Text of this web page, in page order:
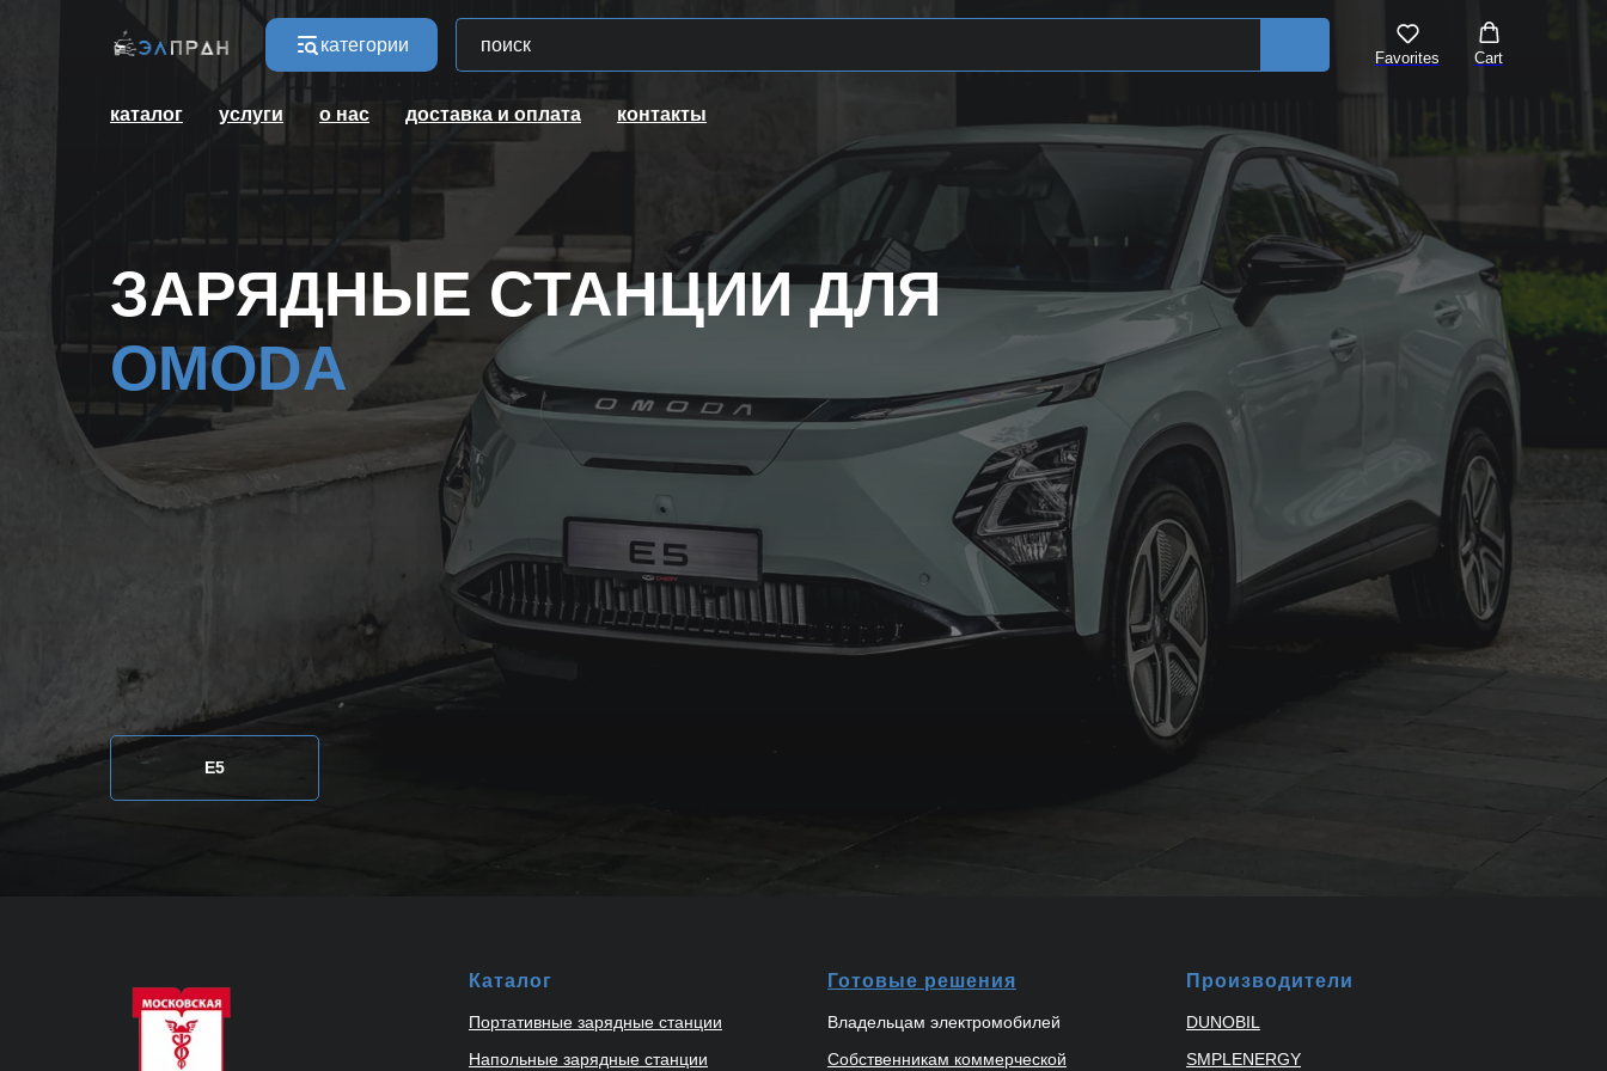
категории
Favorites Cart
каталог услуги о нас доставка и оплата контакты
ЗАРЯДНЫЕ СТАНЦИИ ДЛЯ
OMODA
E5
Каталог
Портативные зарядные станции
Напольные зарядные станции
Готовые решения
Владельцам электромобилей
Собственникам коммерческой
Производители
DUNOBIL
SMPLENERGY